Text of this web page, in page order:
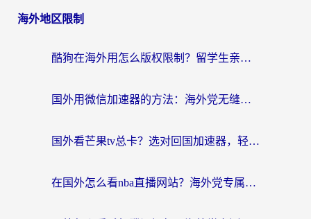
海外地区限制
酷狗在海外用怎么版权限制？留学生亲测：3步解决听国内音乐难题
国外用微信加速器的方法：海外党无缝连接国内生活的实用指南
国外看芒果tv总卡？选对回国加速器，轻松追《浪姐》不费劲
在国外怎么看nba直播网站？海外党专属体育观赛指南，告别地区限制！